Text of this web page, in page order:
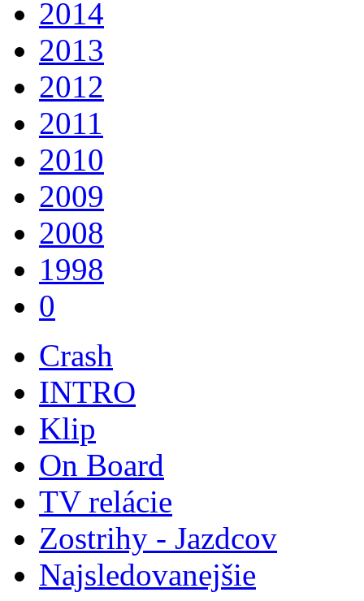
2014
2013
2012
2011
2010
2009
2008
1998
0
Crash
INTRO
Klip
On Board
TV relácie
Zostrihy - Jazdcov
Najsledovanejšie